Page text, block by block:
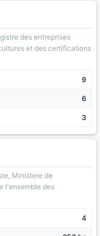
des entreprises
et des certifications
9
6
3
Ministere de
l'ensemble des
4